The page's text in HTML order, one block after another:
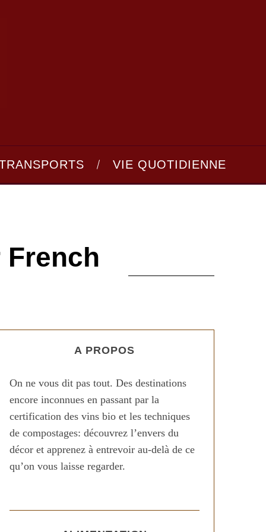
VIE QUOTIDIENNE
A PROPOS
On ne vous dit pas tout. Des destinations
encore inconnues en passant par la
certification des vins bio et les techniques
de compostages: découvrez l’envers du
décor et apprenez à entrevoir au-delà de ce
qu’on vous laisse regarder.